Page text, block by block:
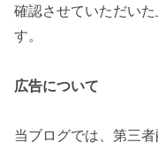
確認させていただい
す。
広告について
当ブログでは、第三